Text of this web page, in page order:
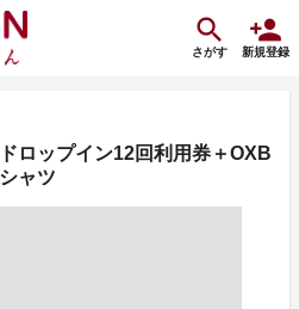
さがす 新規登録
ロップイン12回利用券＋OXB
ャツ